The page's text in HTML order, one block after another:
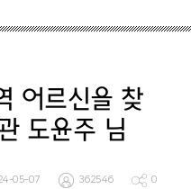
어르신을 찾
도윤주 님
05-07 362546 0